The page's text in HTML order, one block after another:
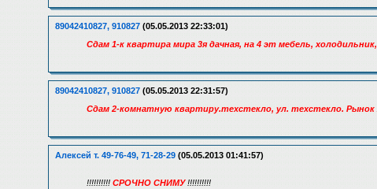
89042410827, 910827 (05.05.2013 22:33:01)
Сдам 1-к квартира мира 3я дачная, на 4 эт мебель,
89042410827, 910827 (05.05.2013 22:31:57)
Сдам 2-комнатную квартиру.техстекло, ул. техстекло.
Алексей т. 49-76-49, 71-28-29 (05.05.2013 01:41:57)
!!!!!!!!!! СРОЧНО СНИМУ!!!!!!!!!!